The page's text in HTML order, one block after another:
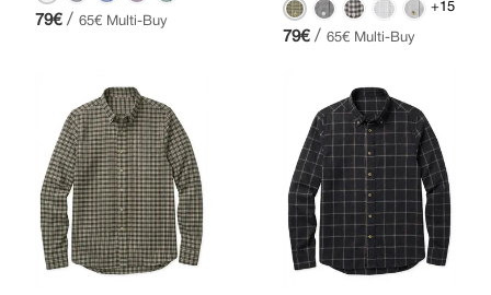
79€ / 65€ Multi-Buy
+15
79€ / 65€ Multi-Buy